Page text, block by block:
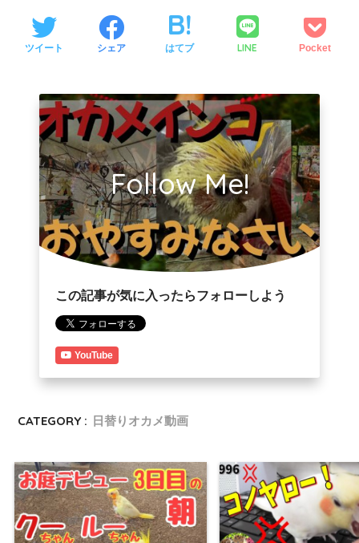
ツイート シェア はてブ LINE Pocket
Follow Me!
この記事が気に入ったらフォローしよう
YouTube
CATEGORY : 日替りオカメ動画